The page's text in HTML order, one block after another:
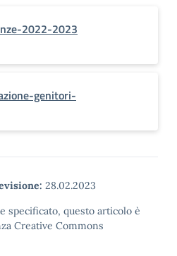
2022-2023
genitori-
28.02.2023
specificato, questo articolo è
Creative Commons